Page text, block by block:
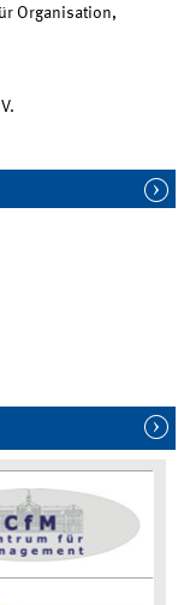
Organisation,